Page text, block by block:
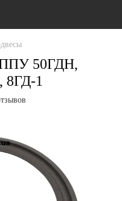
ППУ 50ГДН,
8ГД-1